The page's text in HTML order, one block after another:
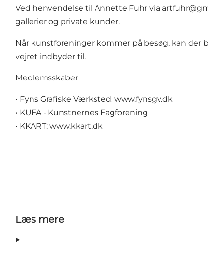
Ved henvendelse til Annette Fuhr via
gallerier og private kunder.
Når kunstforeninger kommer på besøg, kan der
vejret indbyder til.
Medlemsskaber
• Fyns Grafiske Værksted: www.fynsgv.dk
• KUFA - Kunstnernes Fagforening
• KKART: www.kkart.dk
Læs mere